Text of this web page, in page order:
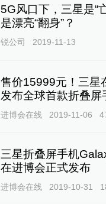
5G风口下，三星是“
是漂亮“翻身”？
锐公司 2019-11-13
售价15999元！三星
发布全球首款折叠屏
进博会在线 2019-11-06
三星折叠屏手机
在进博会正式发布
进博会在线 2019-10-31